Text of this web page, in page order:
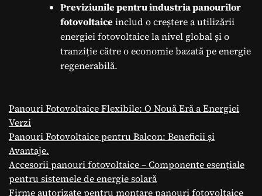
Previziunile pentru industria panourilor
fotovoltaiceinclud o creștere a utilizării
energiei fotovoltaice la nivel global și o
tranziție către o economie bazată pe energie
regenerabilă.
Panouri Fotovoltaice Flexibile: O Nouă Eră a Energiei
Verzi
Panouri Fotovoltaice pentru Balcon: Beneficii și
Avantaje.
Accesorii panouri fotovoltaice – Componente esențiale
pentru sistemele de energie solară
Firme autorizate pentru montare panouri fotovoltaice